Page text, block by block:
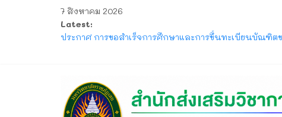
7 สิงหาคม 2026
Latest:
ประกาศ ให้นักศึกษาระดับปริญญาตรี ที่เข้าศึกษาปีการศึก
ประกาศ รับสมัครและรับรายงานตัวนักศึกษาใหม่ ระดับป
สำนัก